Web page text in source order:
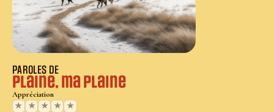
PAROLES DE
Plaine, ma plaine
Appréciation
★
★ ★ ★ ★